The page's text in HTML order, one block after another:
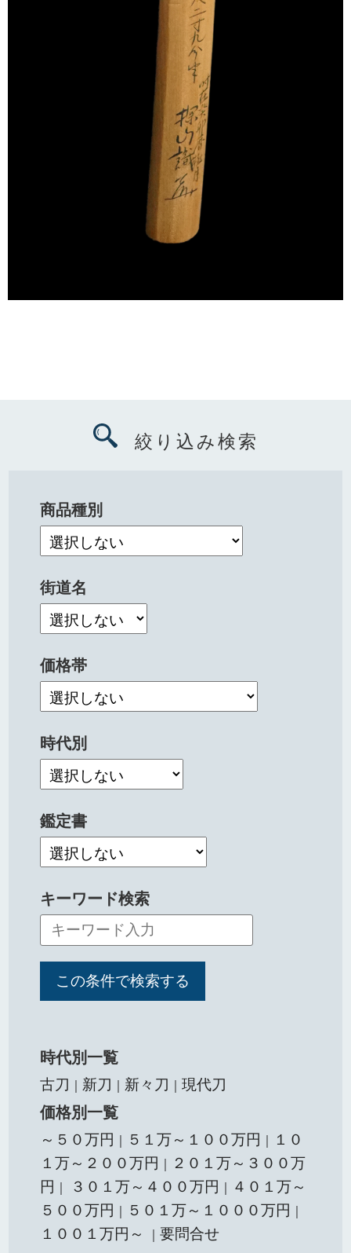
絞り込み検索
商品種別
街道名
価格帯
時代別
鑑定書
キーワード検索
時代別一覧
古刀 新刀 新々刀 ｜現代刀
価格別一覧
～５０万円 ５１万～１００万円
１０
１万～２００万円
２０１万～３００万
円
３０１万～４００万円
４０１万～
５００万円
５０１万～１０００万円
１００１万円～ ｜要問合せ